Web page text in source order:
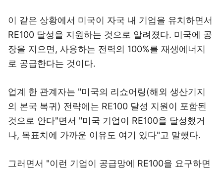
이 같은 상황에서 미국이 자국 내 기업을 유치하면서
RE100 달성을 지원하는 것으로 알려졌다. 미국에 공
장을 지으면, 사용하는 전력의 100%를 재생에너지
로 공급한다는 것이다.
업계 한 관계자는 "미국의 리쇼어링(해외 생산기지
의 본국 복귀) 전략에는 RE100 달성 지원이 포함된
것으로 안다"면서 "미국 기업이 RE100을 달성했거
나, 목표치에 가까운 이유도 여기 있다"고 말했다.
그러면서 "이런 기업이 공급망에 RE100을 요구하면